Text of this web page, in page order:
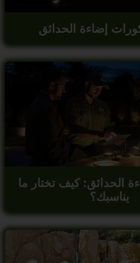
إضاءة الحدائق
الحدائق: كيف تختار ما
يناسبك؟